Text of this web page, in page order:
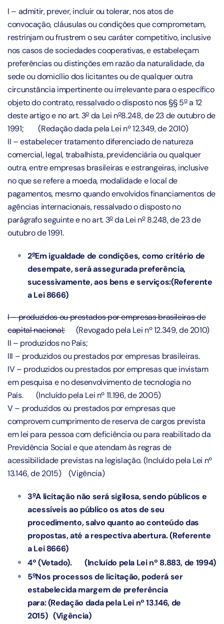
I – admitir, prever, incluir ou tolerar, nos atos de
convocação, cláusulas ou condições que comprometam,
restrinjam ou frustrem o seu caráter competitivo, inclusive
nos casos de sociedades cooperativas, e estabeleçam
preferências ou distinções em razão da naturalidade, da
sede ou domicílio dos licitantes ou de qualquer outra
circunstância impertinente ou irrelevante para o específico
objeto do contrato, ressalvado o disposto nos §§ 5oa 12
deste artigo e noart. 3o da Lei no8.248, de 23 de outubro de
1991;(Redação dada pela Lei nº 12.349, de 2010)
II – estabelecer tratamento diferenciado de natureza
comercial, legal, trabalhista, previdenciária ou qualquer
outra, entre empresas brasileiras e estrangeiras, inclusive
no que se refere a moeda, modalidade e local de
pagamentos, mesmo quando envolvidos financiamentos de
agências internacionais, ressalvado o disposto no
parágrafo seguinte e noart. 3oda Lei no8.248, de 23 de
outubro de 1991.
2oEm igualdade de condições, como critério de
desempate, será assegurada preferência,
sucessivamente, aos bens e serviços:(Referente
a Lei 8666)
I – produzidos ou prestados por empresas brasileiras de
capital nacional;
(Revogado pela Lei nº 12.349, de 2010)
II – produzidos no País;
III – produzidos ou prestados por empresas brasileiras.
IV – produzidos ou prestados por empresas que invistam
em pesquisa e no desenvolvimento de tecnologia no
País. (Incluído pela Lei nº 11.196, de 2005)
V – produzidos ou prestados por empresas que
comprovem cumprimento de reserva de cargos prevista
em lei para pessoa com deficiência ou para reabilitado da
Previdência Social e que atendam às regras de
acessibilidade previstas na legislação.(Incluído pela Lei nº
13.146, de 2015)
(Vigência)
3oA licitação não será sigilosa, sendo públicos e
acessíveis ao público os atos de seu
procedimento, salvo quanto ao conteúdo das
propostas, até a respectiva abertura. (Referente
a Lei 8666)
4º (Vetado).(Incluído pela Lei nº 8.883, de 1994)
5oNos processos de licitação, poderá ser
estabelecida margem de preferência
para:(Redação dada pela Lei nº 13.146, de
2015) (Vigência)